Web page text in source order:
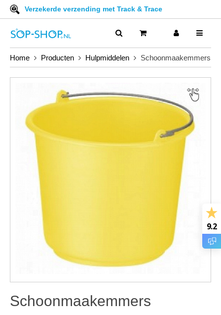
Verzekerde verzending met Track & Trace
Home Producten Hulpmiddelen Schoonmaakemmers
Schoonmaakemmers
9.2